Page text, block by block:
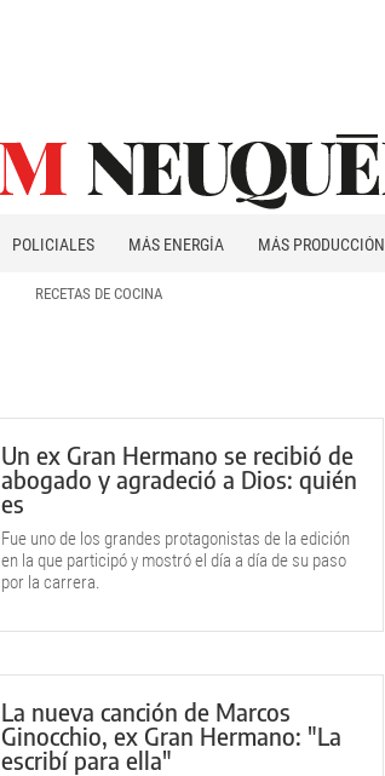
POLICIALES MÁS ENERGÍA MÁS PRODUCCIÓN
RECETAS DE COCINA
Un ex Gran Hermano se recibió de
abogado y agradeció a Dios: quién
es
Fue uno de los grandes protagonistas de la edición
en la que participó y mostró el día a día de su paso
por la carrera.
La nueva canción de Marcos
Ginocchio, ex Gran Hermano: "La
escribí para ella"